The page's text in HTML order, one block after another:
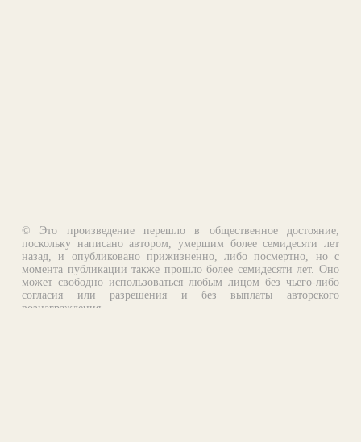
© Это произведение перешло в общественное достояние,
поскольку написано автором, умершим более семидесяти лет
назад, и опубликовано прижизненно, либо посмертно, но с
момента публикации также прошло более семидесяти лет. Оно
может свободно использоваться любым лицом без чьего-либо
согласия или разрешения и без выплаты авторского
вознаграждения.